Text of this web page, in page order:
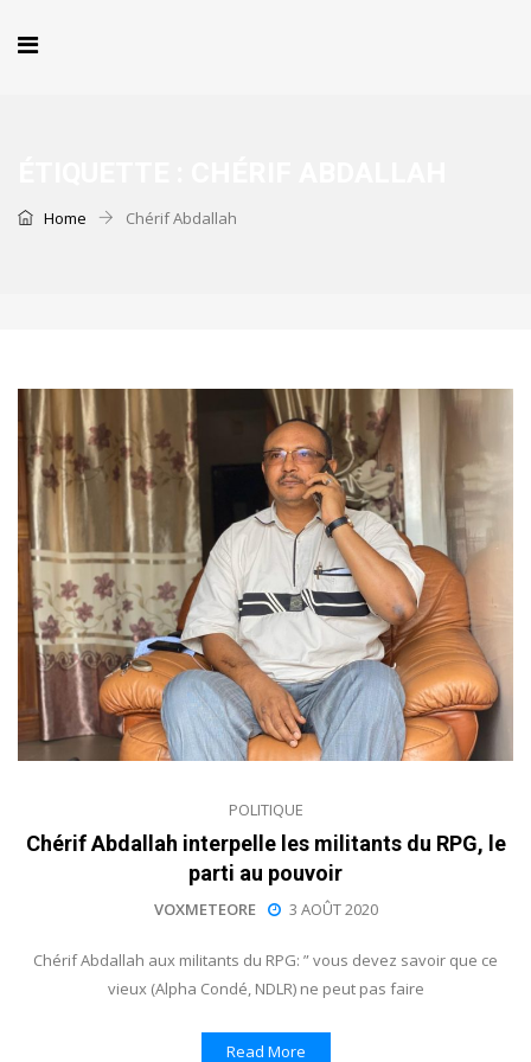
Home Chérif Abdallah
POLITIQUE
Chérif Abdallah interpelle les militants du RPG, le
parti au pouvoir
VOXMETEORE 3 AOÛT 2020
Chérif Abdallah aux militants du RPG: ” vous devez savoir que ce
vieux (Alpha Condé, NDLR) ne peut pas faire
Read More